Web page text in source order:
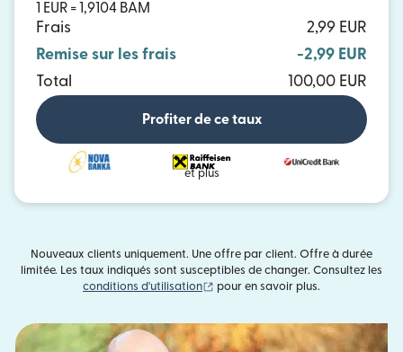
1 EUR = 1,9104 BAM
Frais
2,99 EUR
Remise sur les frais
-2,99 EUR
Total
100,00 EUR
Profiter de ce taux
et plus
Nouveaux clients uniquement. Une offre par client. Offre à durée
limitée. Les taux indiqués sont susceptibles de changer. Consultez les
conditions d'utilisation
(s'ouvre dans une nouvelle fenêtre)
pour en savoir plus.